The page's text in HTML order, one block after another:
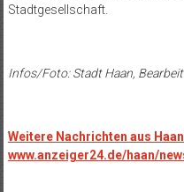
Stadtgesellschaft.
Infos/Foto: Stadt Haan,
Weitere Nachrichten aus
www.anzeiger24.de/haan/